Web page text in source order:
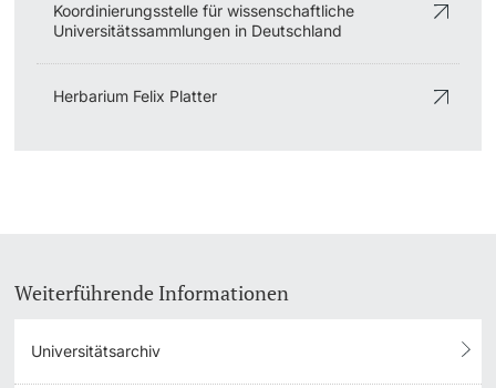
Koordinierungsstelle für wissenschaftliche
Universitätssammlungen in Deutschland
Herbarium Felix Platter
Weiterführende Informationen
Universitätsarchiv